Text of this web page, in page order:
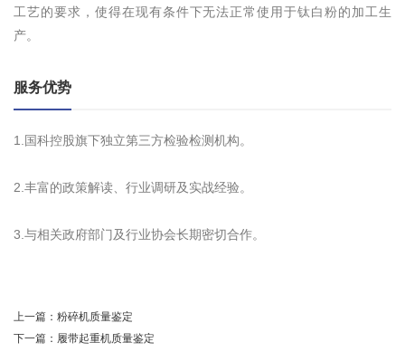
工艺的要求，使得在现有条件下无法正常使用于钛白粉的加工生
产。
服务优势
1.国科控股旗下独立第三方检验检测机构。
2.丰富的政策解读、行业调研及实战经验。
3.与相关政府部门及行业协会长期密切合作。
上一篇： 粉碎机质量鉴定
下一篇： 履带起重机质量鉴定